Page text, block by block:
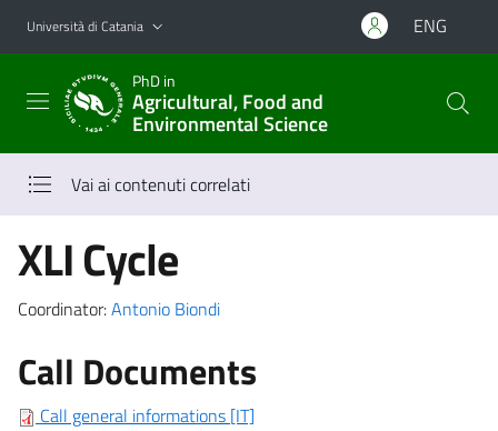
Vai al contenuto principale
Vai al menu di navigazione
Università di Catania ENG
PhD in
Agricultural, Food and
Environmental Science
Vai ai contenuti correlati
XLI Cycle
Coordinator:Antonio Biondi
Call Documents
Call general informations [IT]